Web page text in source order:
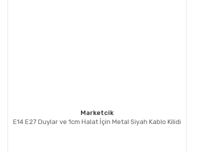
Marketcik
E14 E27 Duylar ve 1cm Halat İçin Metal Siyah Kablo Kilidi